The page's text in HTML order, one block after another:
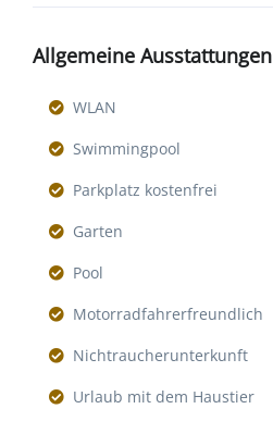
Allgemeine Ausstattungen
WLAN
Swimmingpool
Parkplatz kostenfrei
Garten
Pool
Motorradfahrerfreundlich
Nichtraucherunterkunft
Urlaub mit dem Haustier